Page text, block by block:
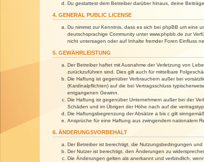
Du gestattest dem Betreiber darüber hinaus, deine
4. GENERAL PUBLIC LICENSE
Du nimmst zur Kenntnis, dass es sich bei phpBB um eine
deutschsprachige Community unter www.phpbb.de zur
nicht untersagen oder auf Inhalte fremder Foren Einfluss
5. GEWÄHRLEISTUNG
Der Betreiber haftet mit Ausnahme der Verletzung von
zurückzuführen sind. Dies gilt auch für mittelbare
Die Haftung ist gegenüber Verbrauchern außer bei
(Kardinalpflichten) auf die bei Vertragsschluss
entgangenen Gewinn.
Die Haftung ist gegenüber Unternehmern außer bei der
Schäden und im Übrigen der Höhe nach auf die
Die Haftungsbegrenzung der Absätze a bis c gilt
Ansprüche für eine Haftung aus zwingendem nationalem
6. ÄNDERUNGSVORBEHALT
Der Betreiber ist berechtigt, die Nutzungsbedingungen
Der Nutzer ist berechtigt, den Änderungen zu
Die Änderungen gelten als anerkannt und verbindlich,